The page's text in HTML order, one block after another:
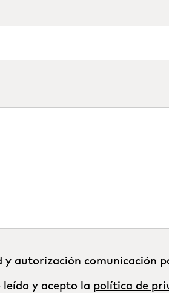
y autorización comunicación
y acepto la política de